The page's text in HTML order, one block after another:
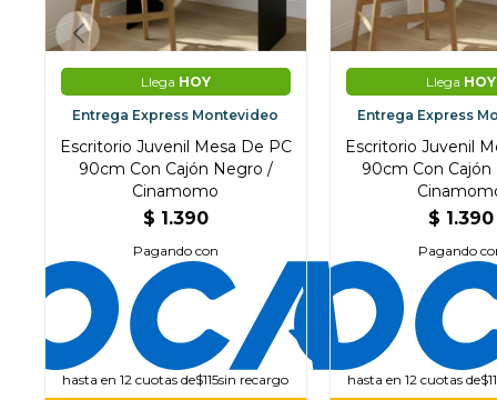
Llega HOY
Entrega Express Montevideo
Escritorio Juvenil Mesa De PC
90cm Con Cajón Negro /
Cinamomo
$ 1.390
Pagando con
hasta en 12 cuotas de$115sin recargo
Llega HOY
Entrega Express
Escritorio Juvenil
90cm Con Cajón
$ 1.390
Pagando
hasta en 12 cuotas de